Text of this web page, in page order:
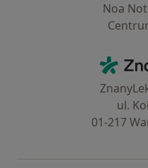
Noa
ul.
01-217